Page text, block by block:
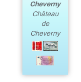
Cheverny
Château
de
Cheverny